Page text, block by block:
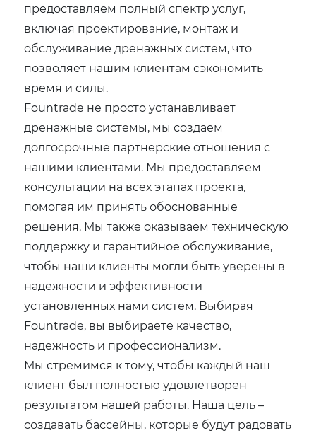
предоставляем полный спектр услуг,
включая проектирование, монтаж и
обслуживание дренажных систем, что
позволяет нашим клиентам сэкономить
время и силы.
Fountrade не просто устанавливает
дренажные системы, мы создаем
долгосрочные партнерские отношения с
нашими клиентами. Мы предоставляем
консультации на всех этапах проекта,
помогая им принять обоснованные
решения. Мы также оказываем техническую
поддержку и гарантийное обслуживание,
чтобы наши клиенты могли быть уверены в
надежности и эффективности
установленных нами систем. Выбирая
Fountrade, вы выбираете качество,
надежность и профессионализм.
Мы стремимся к тому, чтобы каждый наш
клиент был полностью удовлетворен
результатом нашей работы. Наша цель –
создавать бассейны, которые будут радовать